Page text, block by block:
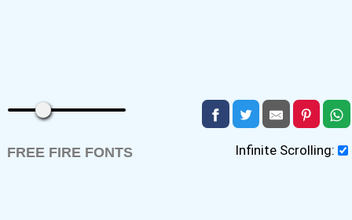
Infinite Scrolling:
FREE FIRE FONTS